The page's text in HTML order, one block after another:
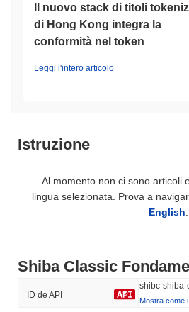
Il nuovo stack di titoli
di Hong Kong integra la
conformità nel token
Leggi l'intero articolo
Istruzione
Al momento non ci sono articoli
lingua selezionata. Prova a
English
Shiba Classic
ID de API
shibc-shiba-
Mostra come